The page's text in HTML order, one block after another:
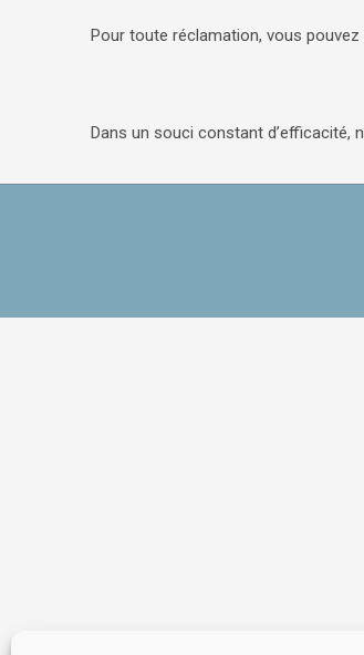
Pour toute réclamation, vous
Dans un souci constant d’efficacité,